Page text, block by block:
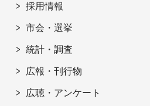
採用情報
市会・選挙
統計・調査
広報・刊行物
広聴・アンケート